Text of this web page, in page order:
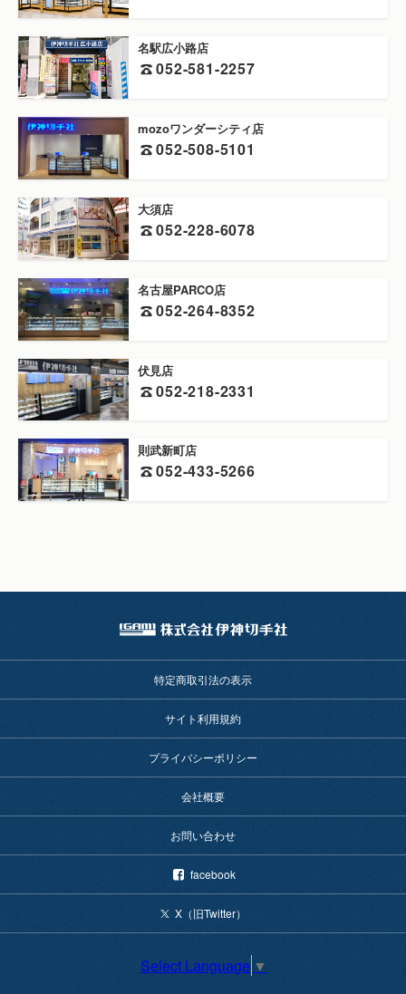
名駅広小路店
052-581-2257
mozoワンダーシティ店
052-508-5101
大須店
052-228-6078
名古屋PARCO店
052-264-8352
伏見店
052-218-2331
則武新町店
052-433-5266
特定商取引法の表示
サイト利用規約
プライバシーポリシー
会社概要
お問い合わせ
facebook
X（旧Twitter）
Select Language ▼